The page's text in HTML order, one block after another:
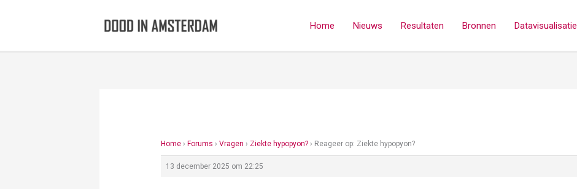
Home Nieuws Resultaten Bronnen Datavisualisatie
Home › Forums › Vragen › Ziekte hypopyon? › Reageer op: Ziekte hypopyon?
13 december 2025 om 22:25